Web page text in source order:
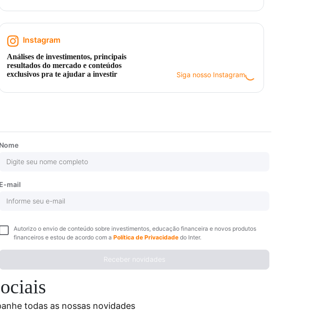
Instagram
Análises de investimentos, principais
resultados do mercado e conteúdos
exclusivos pra te ajudar a investir
Siga nosso Instagram
Nome
E-mail
Autorizo o envio de conteúdo sobre investimentos, educação financeira e novos produtos
financeiros e estou de acordo com a Política de Privacidade do Inter.
Receber novidades
todas as nossas novidades